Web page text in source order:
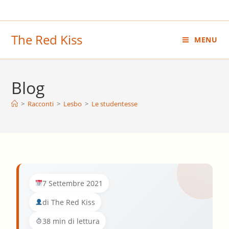
al
The Red Kiss MENU
Blog
> Racconti > Lesbo > Le studentesse
7 Settembre 2021
di The Red Kiss
38 min di lettura